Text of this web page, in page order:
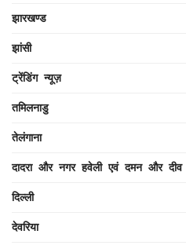
झारखण्ड
झांसी
ट्रेंडिंग न्यूज़
तमिलनाडु
तेलंगाना
दादरा और नगर हवेली एवं दमन और दीव
दिल्ली
देवरिया